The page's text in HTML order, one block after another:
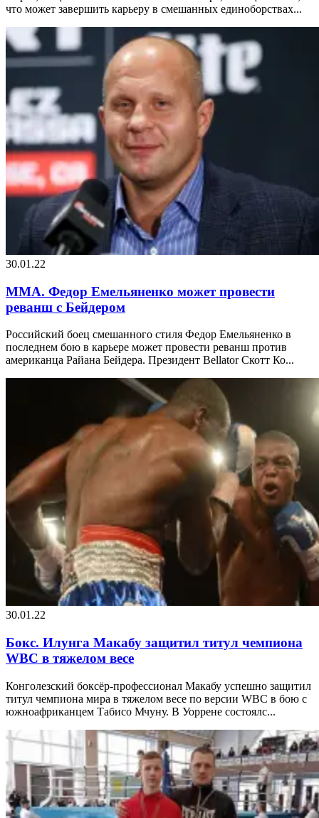
что может завершить карьеру в смешанных единоборствах...
30.01.22
MMA. Федор Емельяненко может провести
реванш с Бейдером
Российский боец смешанного стиля Федор Емельяненко в
последнем бою в карьере может провести реванш против
американца Райана Бейдера. Президент Bellator Скотт Ко...
30.01.22
Бокс. Илунга Макабу защитил титул чемпиона
WBC в тяжелом весе
Конголезский боксёр-профессионал Макабу успешно защитил
титул чемпиона мира в тяжелом весе по версии WBC в бою с
южноафриканцем Табисо Мчуну. В Уоррене состоялс...